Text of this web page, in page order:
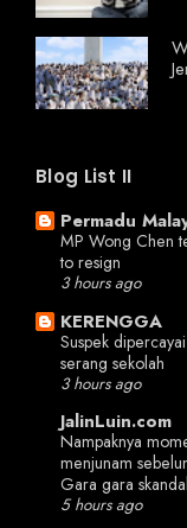
Blog List II
Permadu
MP Wong Chen
to resign
3 hours ago
KERENGGA
Suspek
serang sekolah
3 hours ago
JalinLuin.com
Nampaknya
menjunam
Gara gara
5 hours ago